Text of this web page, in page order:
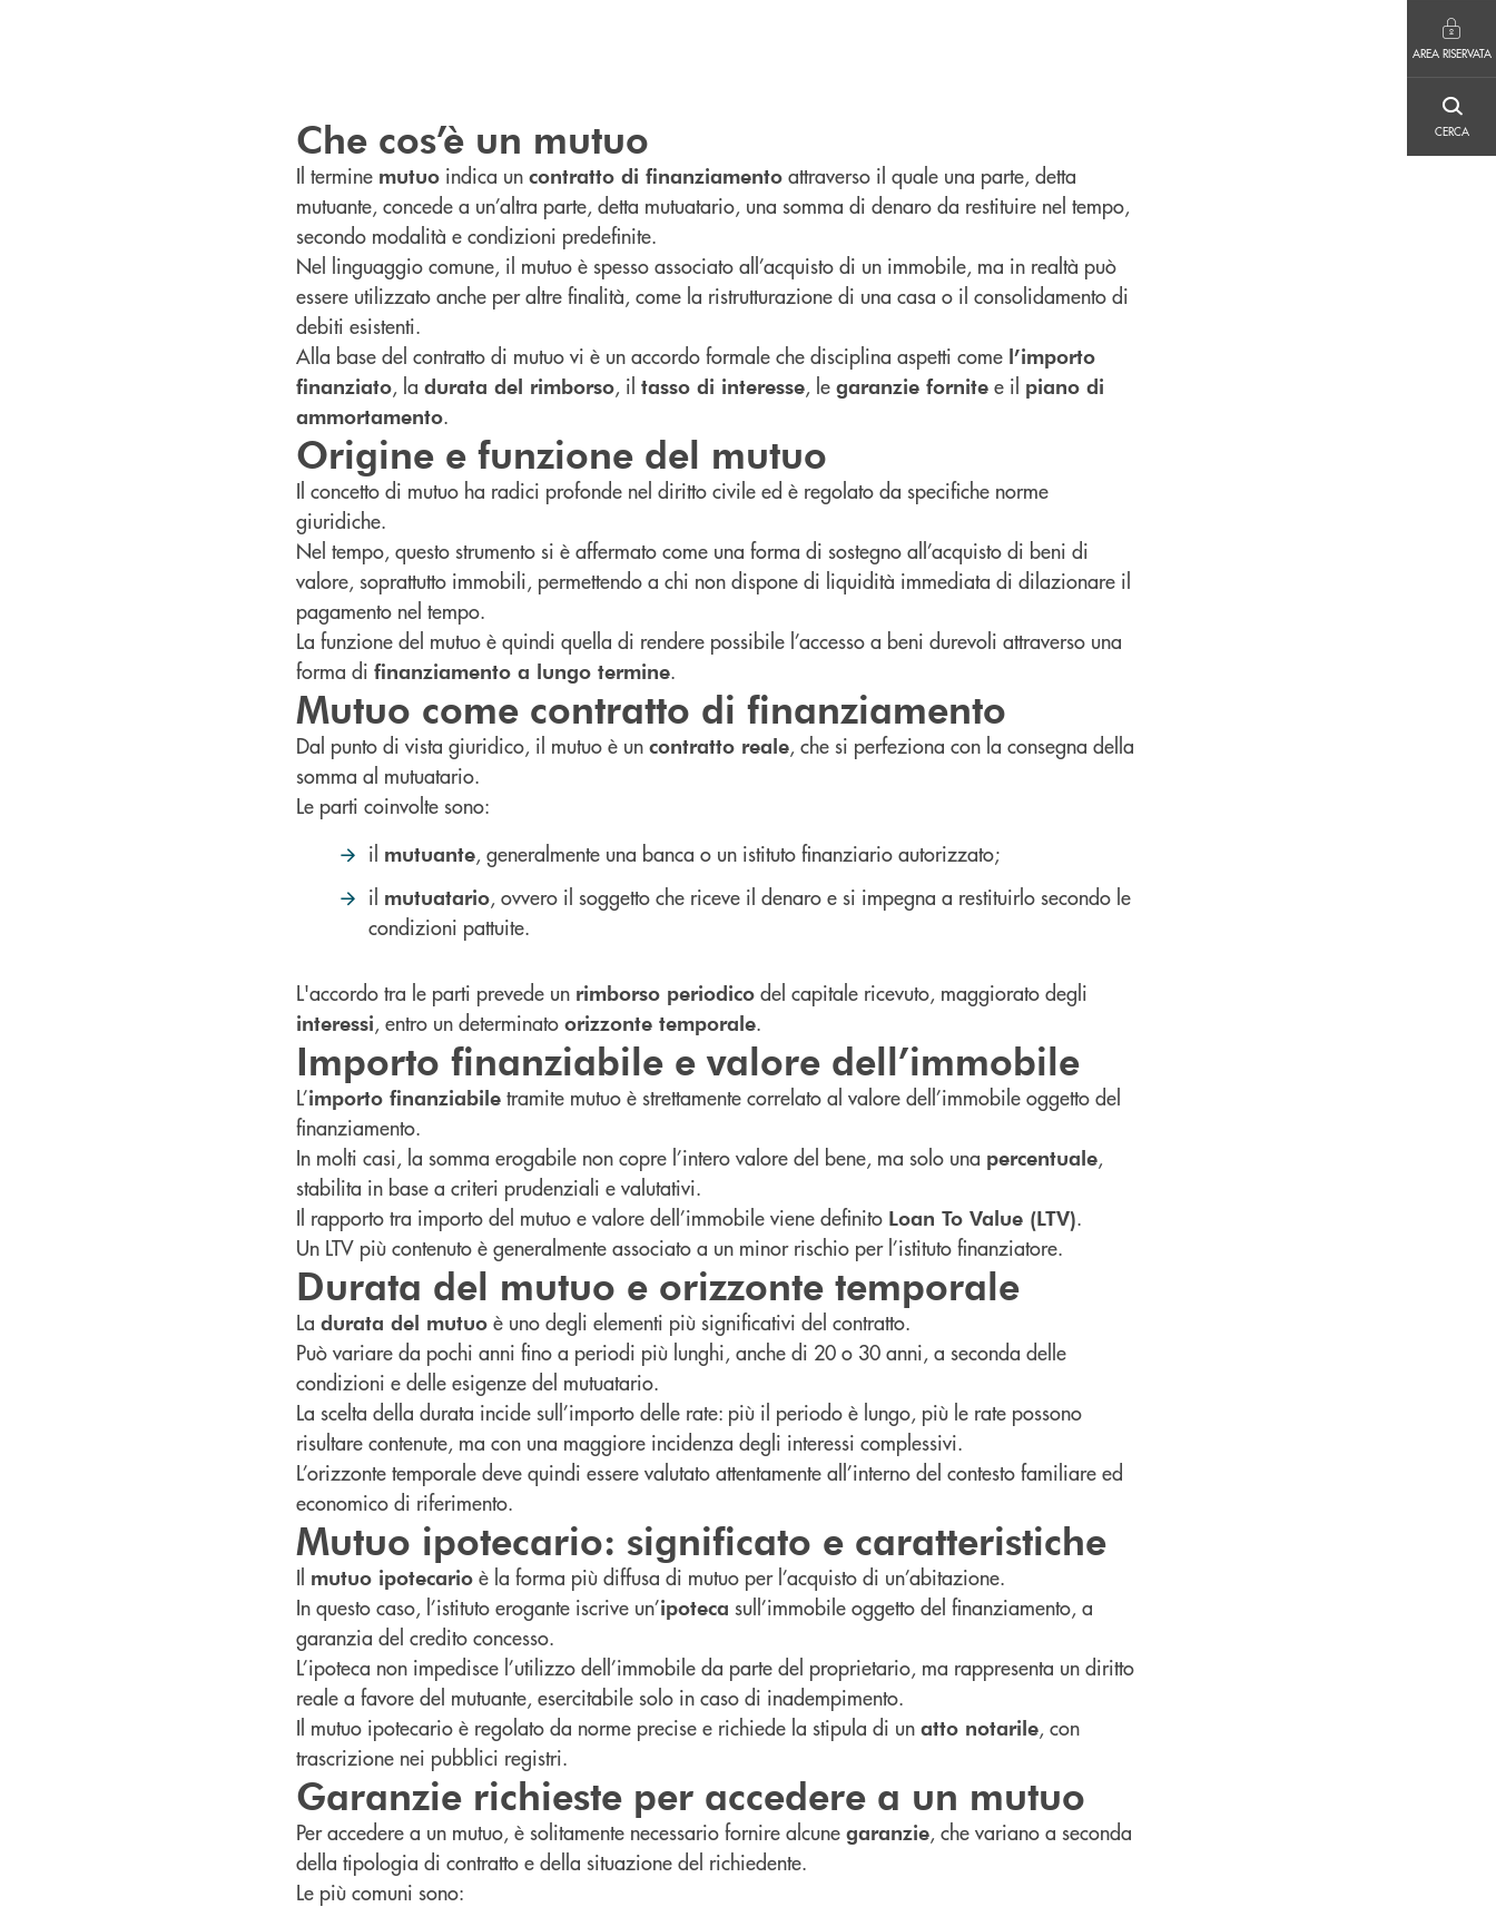
AREA RISERVATA
CERCA
Che cos’è un mutuo
Il termine mutuo indica un contratto di finanziamento attraverso il quale una parte, detta
mutuante, concede a un’altra parte, detta mutuatario, una somma di denaro da restituire nel tempo,
secondo modalità e condizioni predefinite.
Nel linguaggio comune, il mutuo è spesso associato all’acquisto di un immobile, ma in realtà può
essere utilizzato anche per altre finalità, come la ristrutturazione di una casa o il consolidamento di
debiti esistenti.
Alla base del contratto di mutuo vi è un accordo formale che disciplina aspetti come l’importo
finanziato, la durata del rimborso, il tasso di interesse, le garanzie fornite e il piano di
ammortamento.
Origine e funzione del mutuo
Il concetto di mutuo ha radici profonde nel diritto civile ed è regolato da specifiche norme
giuridiche.
Nel tempo, questo strumento si è affermato come una forma di sostegno all’acquisto di beni di
valore, soprattutto immobili, permettendo a chi non dispone di liquidità immediata di dilazionare il
pagamento nel tempo.
La funzione del mutuo è quindi quella di rendere possibile l’accesso a beni durevoli attraverso una
forma di finanziamento a lungo termine.
Mutuo come contratto di finanziamento
Dal punto di vista giuridico, il mutuo è un contratto reale, che si perfeziona con la consegna della
somma al mutuatario.
Le parti coinvolte sono:
il mutuante, generalmente una banca o un istituto finanziario autorizzato;
il mutuatario, ovvero il soggetto che riceve il denaro e si impegna a restituirlo secondo le
condizioni pattuite.
L'accordo tra le parti prevede un rimborso periodico del capitale ricevuto, maggiorato degli
interessi, entro un determinato orizzonte temporale.
Importo finanziabile e valore dell’immobile
L’importo finanziabile tramite mutuo è strettamente correlato al valore dell’immobile oggetto del
finanziamento.
In molti casi, la somma erogabile non copre l’intero valore del bene, ma solo una percentuale,
stabilita in base a criteri prudenziali e valutativi.
Il rapporto tra importo del mutuo e valore dell’immobile viene definito Loan To Value (LTV).
Un LTV più contenuto è generalmente associato a un minor rischio per l’istituto finanziatore.
Durata del mutuo e orizzonte temporale
La durata del mutuo è uno degli elementi più significativi del contratto.
Può variare da pochi anni fino a periodi più lunghi, anche di 20 o 30 anni, a seconda delle
condizioni e delle esigenze del mutuatario.
La scelta della durata incide sull’importo delle rate: più il periodo è lungo, più le rate possono
risultare contenute, ma con una maggiore incidenza degli interessi complessivi.
L’orizzonte temporale deve quindi essere valutato attentamente all’interno del contesto familiare ed
economico di riferimento.
Mutuo ipotecario: significato e caratteristiche
Il mutuo ipotecario è la forma più diffusa di mutuo per l’acquisto di un’abitazione.
In questo caso, l’istituto erogante iscrive un’ipoteca sull’immobile oggetto del finanziamento, a
garanzia del credito concesso.
L’ipoteca non impedisce l’utilizzo dell’immobile da parte del proprietario, ma rappresenta un diritto
reale a favore del mutuante, esercitabile solo in caso di inadempimento.
Il mutuo ipotecario è regolato da norme precise e richiede la stipula di un atto notarile, con
trascrizione nei pubblici registri.
Garanzie richieste per accedere a un mutuo
Per accedere a un mutuo, è solitamente necessario fornire alcune garanzie, che variano a seconda
della tipologia di contratto e della situazione del richiedente.
Le più comuni sono: